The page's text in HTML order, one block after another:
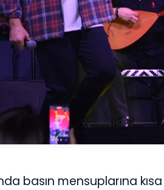
basın mensuplarına